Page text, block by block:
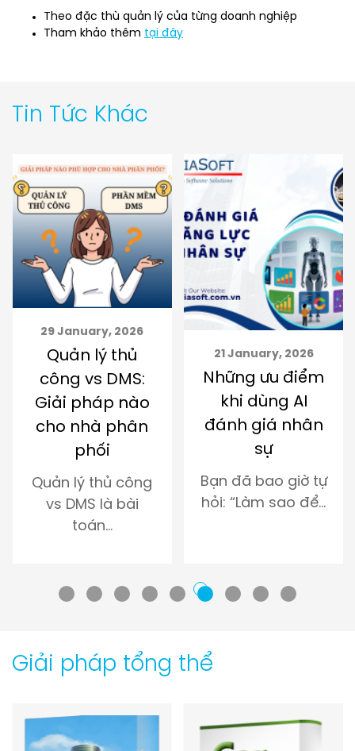
Theo đặc thù quản lý của từng doanh nghiệp
Tham khảo thêm tại đây
Tin Tức Khác
29 January, 2026
Quản lý thủ
công vs DMS:
Giải pháp nào
cho nhà phân
phối
Quản lý thủ công
vs DMS là bài
toán…
21 January, 2026
Những ưu điểm
khi dùng AI
đánh giá nhân
sự
Bạn đã bao giờ tự
hỏi: “Làm sao để…
Giải pháp tổng thể